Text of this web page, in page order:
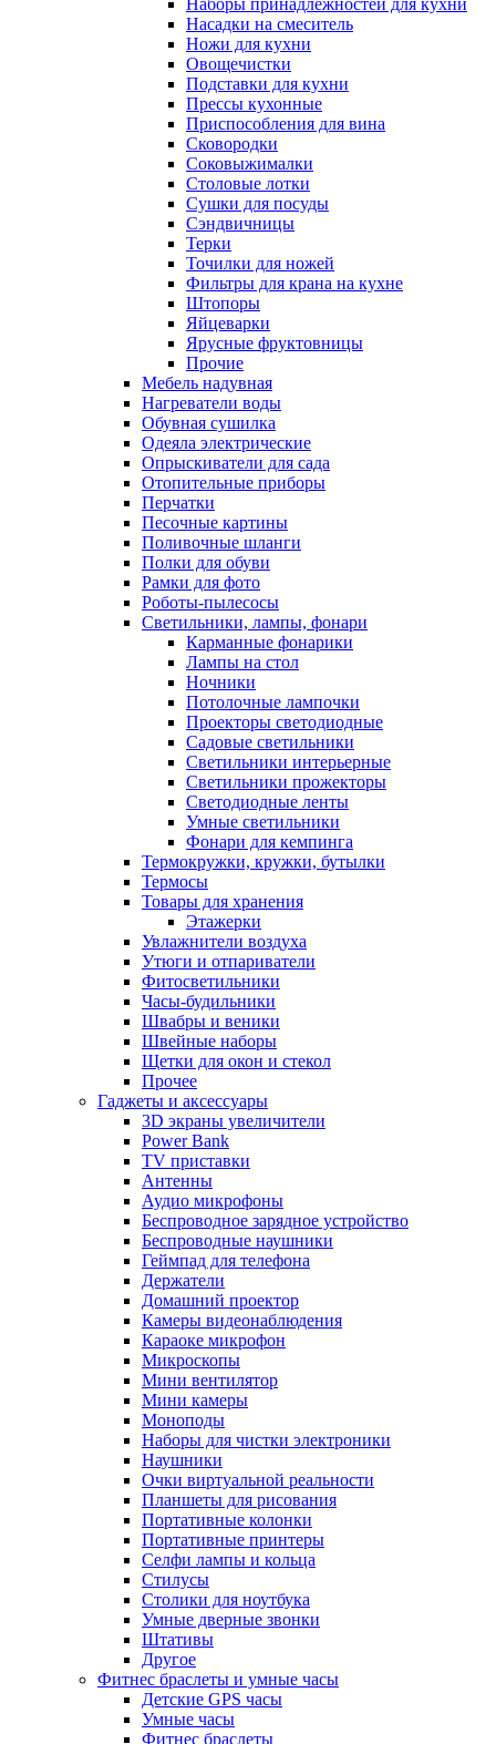
Наборы принадлежностей для кухни
Насадки на смеситель
Ножи для кухни
Овощечистки
Подставки для кухни
Прессы кухонные
Приспособления для вина
Сковородки
Соковыжималки
Столовые лотки
Сушки для посуды
Сэндвичницы
Терки
Точилки для ножей
Фильтры для крана на кухне
Штопоры
Яйцеварки
Ярусные фруктовницы
Прочие
Мебель надувная
Нагреватели воды
Обувная сушилка
Одеяла электрические
Опрыскиватели для сада
Отопительные приборы
Перчатки
Песочные картины
Поливочные шланги
Полки для обуви
Рамки для фото
Роботы-пылесосы
Светильники, лампы, фонари
Карманные фонарики
Лампы на стол
Ночники
Потолочные лампочки
Проекторы светодиодные
Садовые светильники
Светильники интерьерные
Светильники прожекторы
Светодиодные ленты
Умные светильники
Фонари для кемпинга
Термокружки, кружки, бутылки
Термосы
Товары для хранения
Этажерки
Увлажнители воздуха
Утюги и отпариватели
Фитосветильники
Часы-будильники
Швабры и веники
Швейные наборы
Щетки для окон и стекол
Прочее
Гаджеты и аксессуары
3D экраны увеличители
Power Bank
TV приставки
Антенны
Аудио микрофоны
Беспроводное зарядное устройство
Беспроводные наушники
Геймпад для телефона
Держатели
Домашний проектор
Камеры видеонаблюдения
Караоке микрофон
Микроскопы
Мини вентилятор
Мини камеры
Моноподы
Наборы для чистки электроники
Наушники
Очки виртуальной реальности
Планшеты для рисования
Портативные колонки
Портативные принтеры
Селфи лампы и кольца
Стилусы
Столики для ноутбука
Умные дверные звонки
Штативы
Другое
Фитнес браслеты и умные часы
Детские GPS часы
Умные часы
Фитнес браслеты